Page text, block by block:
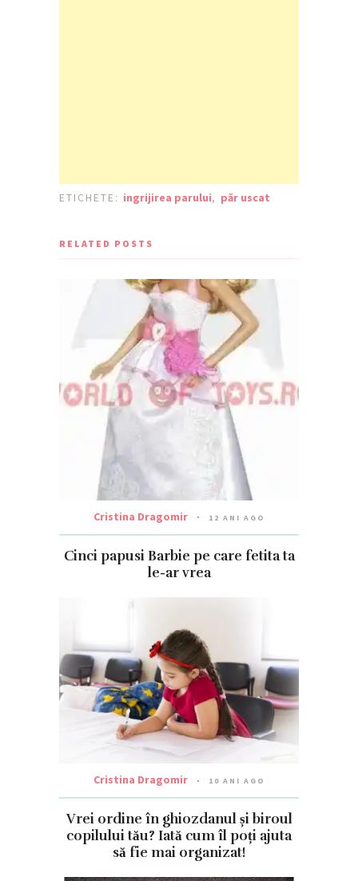
ETICHETE: ingrijirea parului, păr uscat
RELATED POSTS
Cristina Dragomir 12 ANI AGO
Cinci papusi Barbie pe care fetita ta
le-ar vrea
Cristina Dragomir 10 ANI AGO
Vrei ordine în ghiozdanul și biroul
copilului tău? Iată cum îl poți ajuta
să fie mai organizat!